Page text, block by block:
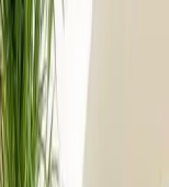
Form der